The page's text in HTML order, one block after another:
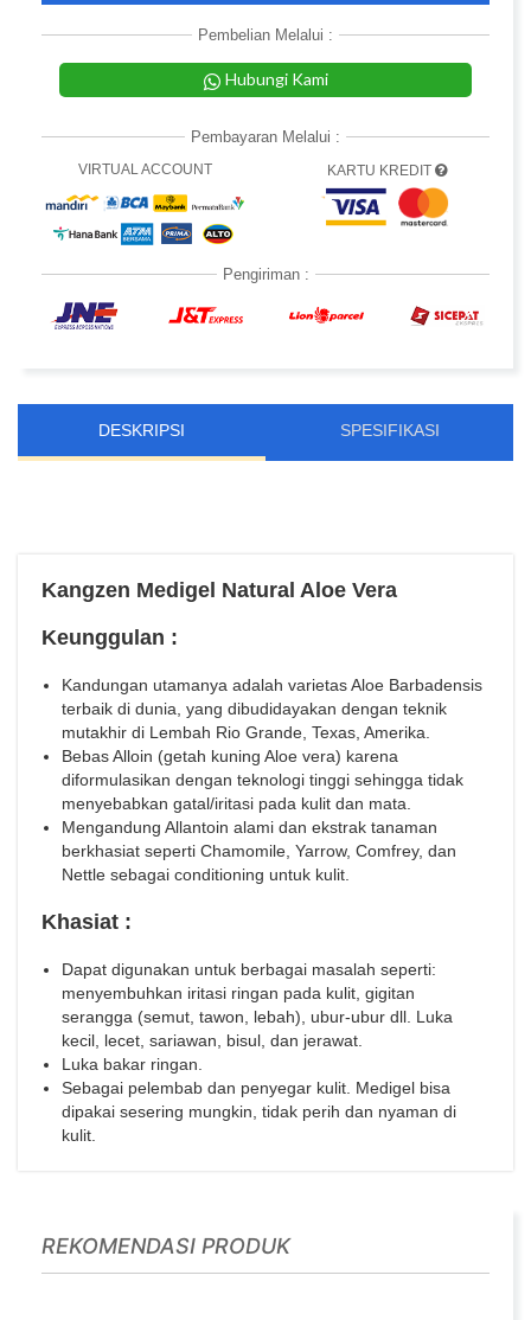
Pembelian Melalui :
Hubungi Kami
Pembayaran Melalui :
VIRTUAL ACCOUNT KARTU KREDIT
Pengiriman :
DESKRIPSI SPESIFIKASI
Kangzen Medigel Natural Aloe Vera
Keunggulan :
Kandungan utamanya adalah varietas Aloe Barbadensis
terbaik di dunia, yang dibudidayakan dengan teknik
mutakhir di Lembah Rio Grande, Texas, Amerika.
Bebas Alloin (getah kuning Aloe vera) karena
diformulasikan dengan teknologi tinggi sehingga tidak
menyebabkan gatal/iritasi pada kulit dan mata.
Mengandung Allantoin alami dan ekstrak tanaman
berkhasiat seperti Chamomile, Yarrow, Comfrey, dan
Nettle sebagai conditioning untuk kulit.
Khasiat :
Dapat digunakan untuk berbagai masalah seperti:
menyembuhkan iritasi ringan pada kulit, gigitan
serangga (semut, tawon, lebah), ubur-ubur dll. Luka
kecil, lecet, sariawan, bisul, dan jerawat.
Luka bakar ringan.
Sebagai pelembab dan penyegar kulit. Medigel bisa
dipakai sesering mungkin, tidak perih dan nyaman di
kulit.
REKOMENDASI PRODUK